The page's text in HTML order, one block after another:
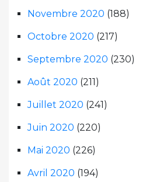
Novembre 2020 (188)
Octobre 2020 (217)
Septembre 2020 (230)
Août 2020 (211)
Juillet 2020 (241)
Juin 2020 (220)
Mai 2020 (226)
Avril 2020 (194)